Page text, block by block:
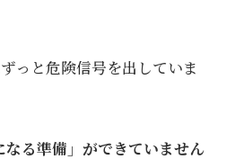
っと危険信号を出していま
なる準備」ができていません